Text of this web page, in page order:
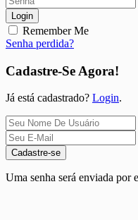
Login
Remember Me
Senha perdida?
Cadastre-Se Agora!
Já está cadastrado? Login.
Cadastre-se
Uma senha será enviada por